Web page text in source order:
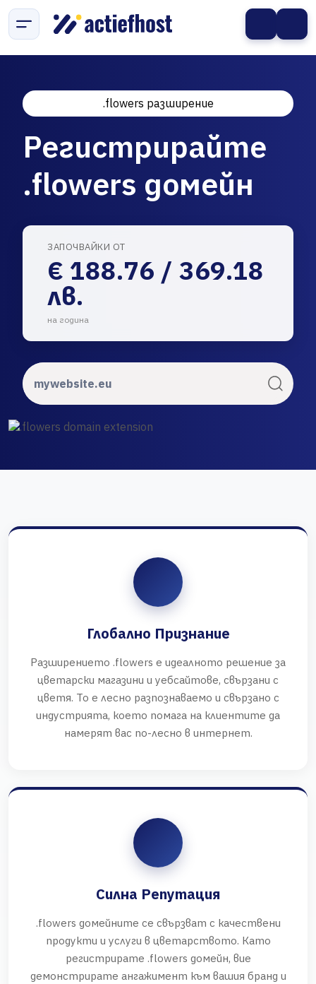
.flowers разширение
Регистрирайте
.flowers домейн
ЗАПОЧВАЙКИ ОТ
€ 188.76 / 369.18
лв.
на година
Глобално Признание
Разширението .flowers е идеалното решение за
цветарски магазини и уебсайтове, свързани с
цветя. То е лесно разпознаваемо и свързано с
индустрията, което помага на клиентите да
намерят вас по-лесно в интернет.
Силна Репутация
.flowers домейните се свързват с качествени
продукти и услуги в цветарството. Като
регистрирате .flowers домейн, вие
демонстрирате ангажимент към вашия бранд и